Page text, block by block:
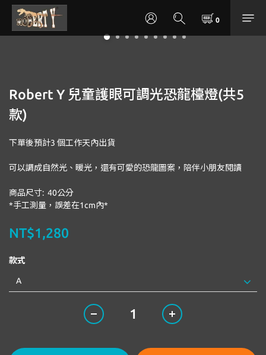
Robert Y 兒童護眼可調光恐龍檯燈(共5
款)
下單後預計3 個工作天內出貨
可以調成自然光、暖光，還有可愛的恐龍圖案，陪伴小朋友閱讀
商品尺寸:  40公分
*手工測量，誤差在1cm內*
NT$1,280
款式